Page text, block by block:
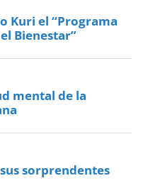
Kuri el “Programa
Bienestar”
mental de la
sorprendentes